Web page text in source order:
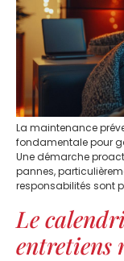
La maintenance
fondamentale pour
Une démarche
pannes,
responsabilités sont
Le
entretiens